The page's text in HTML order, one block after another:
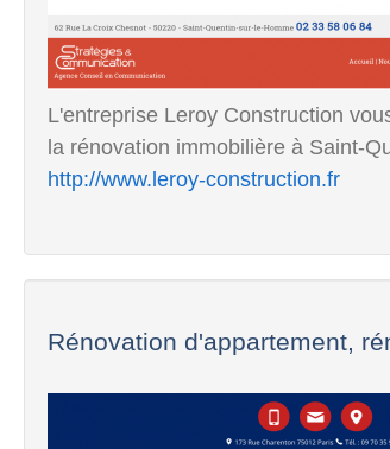
L'entreprise Leroy Construction
la rénovation immobilière à Saint-
http://www.leroy-construction.fr
Rénovation d'appartement,